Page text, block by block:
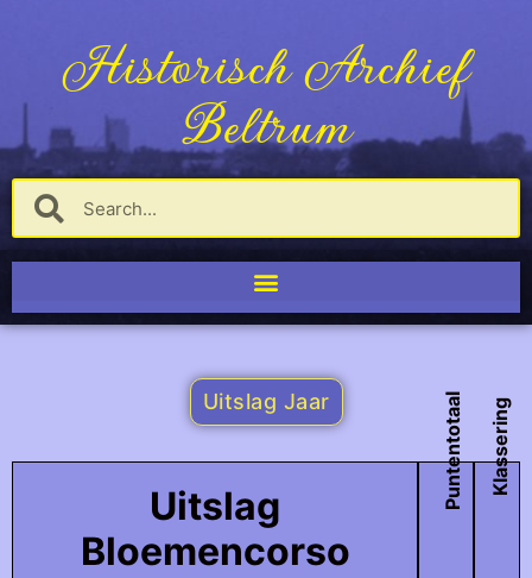
Historisch Archief
Beltrum
Uitslag Jaar
Uitslag
Bloemencorso
Puntentotaal Klassering